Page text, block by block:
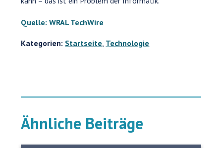
Quelle: WRAL TechWire
Kategorien: Startseite Technologie
Ähnliche Beiträge